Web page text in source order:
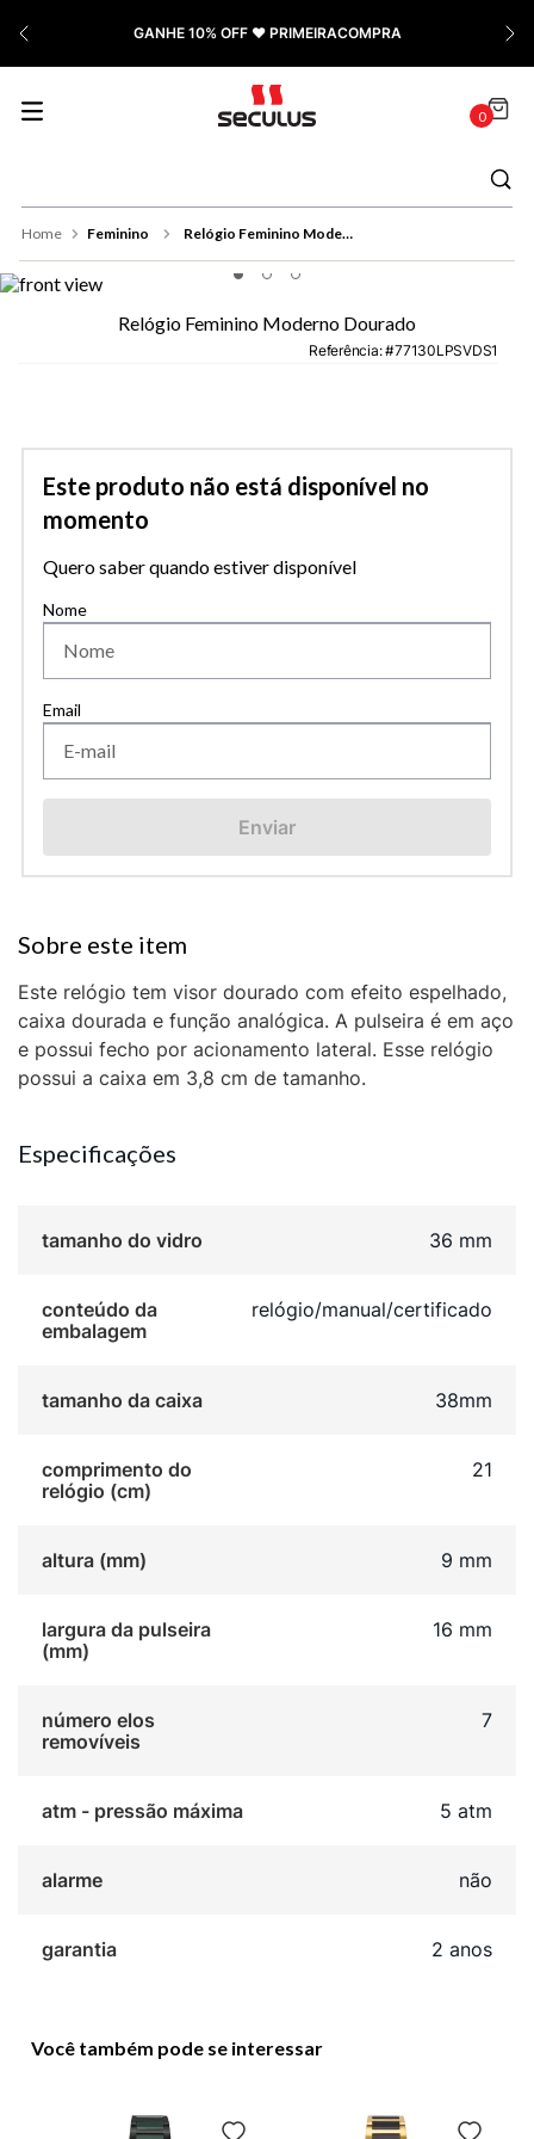
GANHE 10% OFF ❤️ PRIMEIRACOMPRA
0
Feminino Relógio Feminino Moderno Dourado
Relógio Feminino Moderno Dourado
Referência: 77130LPSVDS1
Este produto não está disponível no
momento
Quero saber quando estiver disponível
Enviar
Este relógio tem visor dourado com efeito espelhado,
caixa dourada e função analógica. A pulseira é em aço
e possui fecho por acionamento lateral. Esse relógio
possui a caixa em 3,8 cm de tamanho.
Especificações
tamanho do vidro 36 mm
conteúdo da
embalagem
relógio/manual/certificado
tamanho da caixa 38mm
comprimento do
relógio (cm)
21
altura (mm) 9 mm
largura da pulseira
(mm)
16 mm
número elos
removíveis
7
atm - pressão máxima 5 atm
alarme não
garantia 2 anos
Você também pode se interessar
9º